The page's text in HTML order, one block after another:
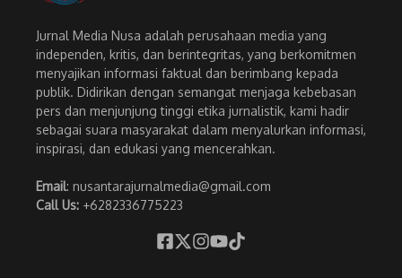
Jurnal Media Nusa adalah perusahaan media yang
independen, kritis, dan berintegritas, yang berkomitmen
menyajikan informasi faktual dan berimbang kepada
publik. Didirikan dengan semangat menjaga kebebasan
pers dan menjunjung tinggi etika jurnalistik, kami hadir
sebagai suara masyarakat dalam menyalurkan informasi,
inspirasi, dan edukasi yang mencerahkan.
Email: nusantarajurnalmedia@gmail.com
Call Us: +6282336775223